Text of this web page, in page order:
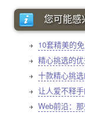
您可能感
10套精美的
精心挑选的
十款精心挑
让人爱不释
Web前沿：